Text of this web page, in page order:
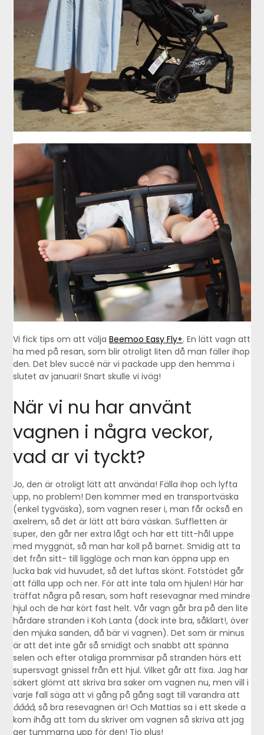
Vi fick tips om att väljaBeemoo Easy Fly+. En lätt vagn att
ha med på resan, som blir otroligt liten då man fäller ihop
den. Det blev succé när vi packade upp den hemma i
slutet av januari! Snart skulle vi iväg!
När vi nu har använt
vagnen i några veckor,
vad ar vi tyckt?
Jo, den är otroligt lätt att använda! Fälla ihop och lyfta
upp, no problem! Den kommer med en transportväska
(enkel tygväska), som vagnen reser i, man får också en
axelrem, så det är lätt att bära väskan. Suffletten är
super, den går ner extra lågt och har ett titt-hål uppe
med myggnät, så man har koll på barnet. Smidig att ta
det från sitt- till liggläge och man kan öppna upp en
lucka bak vid huvudet, så det luftas skönt. Fotstödet går
att fälla upp och ner. För att inte tala om hjulen! Här har
träffat några på resan, som haft resevagnar med mindre
hjul och de har kört fast helt. Vår vagn går bra på den lite
hårdare stranden i Koh Lanta (dock inte bra, såklart!, över
den mjuka sanden, då bär vi vagnen). Det som är minus
är att det inte går så smidigt och snabbt att spänna
selen och efter otaliga prommisar på stranden hörs ett
supersvagt gnissel från ett hjul. Vilket går att fixa. Jag har
säkert glömt att skriva bra saker om vagnen nu, men vill i
varje fall säga att vi gång på gång sagt till varandra att
åååå, så bra resevagnen är! Och Mattias sa i ett skede a
kom ihåg att tom du skriver om vagnen så skriva att jag
ger tummarna upp för den! Tio plus!